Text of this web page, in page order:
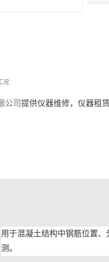
况
公司 提供仪器维修， 仪器租赁
用于混凝土结构中钢筋位置
测。